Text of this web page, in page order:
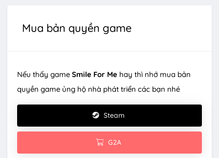
Mua bản quyền game
Nếu thấy game Smile For Me hay thì nhớ mua bản
quyền game ủng hộ nhà phát triển các bạn nhé
Steam
G2A